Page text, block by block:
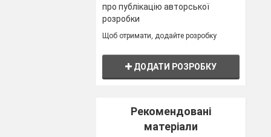
про публікацію авторської
розробки
Щоб отримати, додайте розробку
ДОДАТИ РОЗРОБКУ
Рекомендовані
матеріали